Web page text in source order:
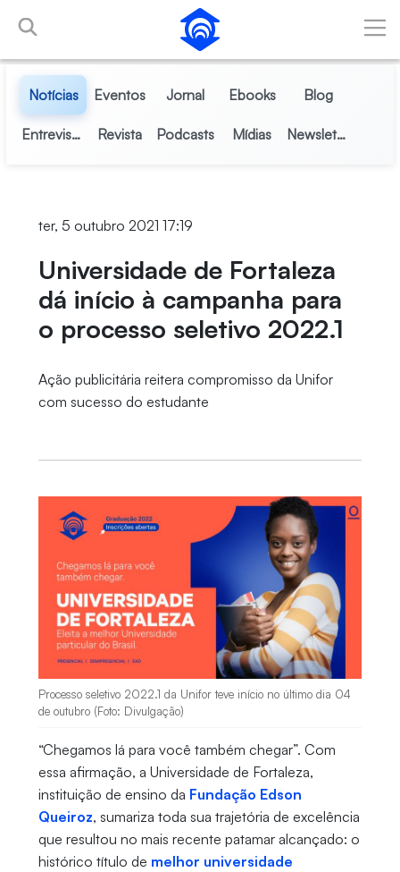
Pular para o Conteúdo principal
Notícias Eventos Jornal Ebooks Blog
Entrevistas Revista Podcasts Mídias Newsletter
ter, 5 outubro 2021 17:19
Universidade de Fortaleza
dá início à campanha para
o processo seletivo 2022.1
Ação publicitária reitera compromisso da Unifor
com sucesso do estudante
Processo seletivo 2022.1 da Unifor teve início no último dia 04
de outubro (Foto: Divulgação)
“Chegamos lá para você também chegar”. Com
essa afirmação, a Universidade de Fortaleza,
instituição de ensino da Fundação Edson
Queiroz, sumariza toda sua trajetória de excelência
que resultou no mais recente patamar alcançado: o
histórico título de melhor universidade